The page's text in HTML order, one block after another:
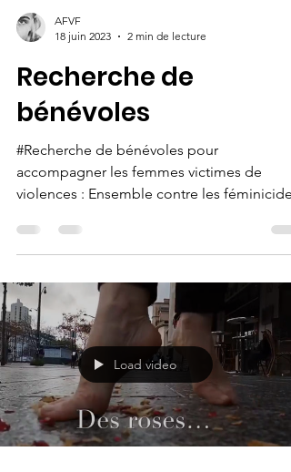
AFVF
18 juin 2023
2 min de lecture
Recherche de
bénévoles
#Recherche de bénévoles pour
accompagner les femmes victimes de
!
Load video